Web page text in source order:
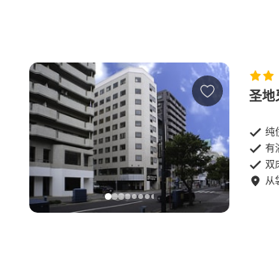
圣地
纯
有
双
从